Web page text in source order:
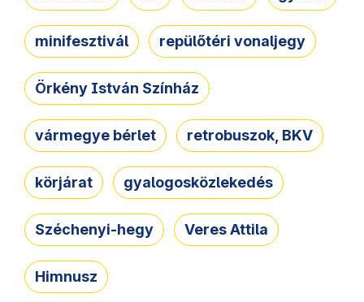
minifesztivál repülőtéri vonaljegy
Örkény István Színház
vármegye bérlet retrobuszok, BKV
körjárat gyalogosközlekedés
Széchenyi-hegy Veres Attila
Himnusz